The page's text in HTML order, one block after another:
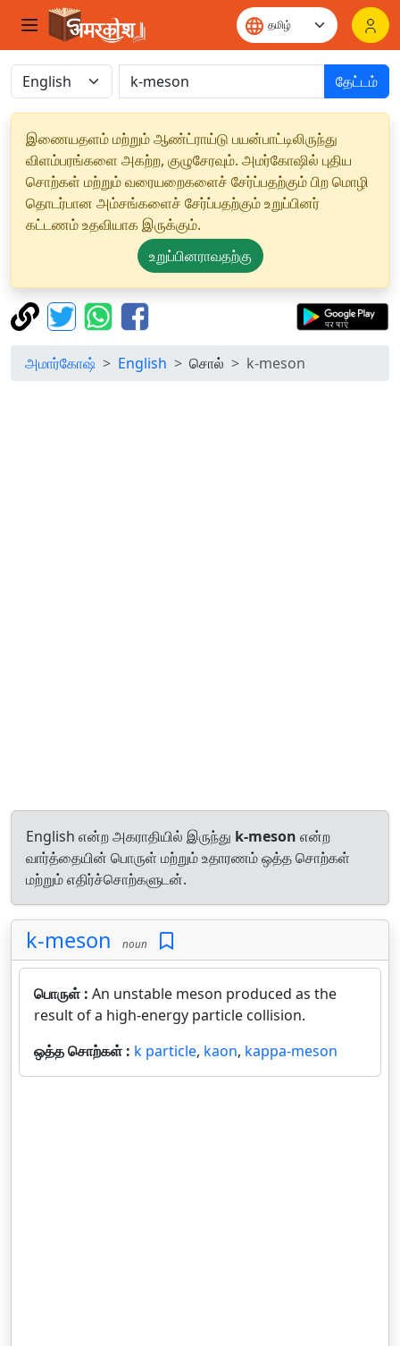
தேட்டம்
இணையதளம் மற்றும் ஆண்ட்ராய்டு பயன்பாட்டிலிருந்து
விளம்பரங்களை அகற்ற, குழுசேரவும். அமர்கோஷில் புதிய
சொற்கள் மற்றும் வரையறைகளைச் சேர்ப்பதற்கும் பிற மொழி
தொடர்பான அம்சங்களைச் சேர்ப்பதற்கும் உறுப்பினர்
கட்டணம் உதவியாக இருக்கும்.
உறுப்பினராவதற்கு
அமார்கோஷ் English சொல் k-meson
English என்ற அகராதியில் இருந்து k-meson என்ற
வார்த்தையின் பொருள் மற்றும் உதாரணம் ஒத்த சொற்கள்
மற்றும் எதிர்ச்சொற்களுடன்.
k-meson noun
பொருள் : An unstable meson produced as the
result of a high-energy particle collision.
ஒத்த சொற்கள் : k particle, kaon, kappa-meson